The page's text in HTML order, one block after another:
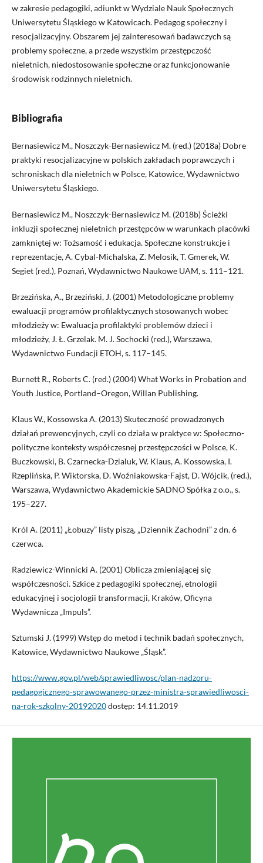
w zakresie pedagogiki, adiunkt w Wydziale Nauk Społecznych
Uniwersytetu Śląskiego w Katowicach. Pedagog społeczny i
resocjalizacyjny. Obszarem jej zainteresowań badawczych są
problemy społeczne, a przede wszystkim przestępczość
nieletnich, niedostosowanie społeczne oraz funkcjonowanie
środowisk rodzinnych nieletnich.
Bibliografia
Bernasiewicz M., Noszczyk-Bernasiewicz M. (red.) (2018a) Dobre
praktyki resocjalizacyjne w polskich zakładach poprawczych i
schroniskach dla nieletnich w Polsce, Katowice, Wydawnictwo
Uniwersytetu Śląskiego.
Bernasiewicz M., Noszczyk-Bernasiewicz M. (2018b) Ścieżki
inkluzji społecznej nieletnich przestępców w warunkach placówki
zamkniętej w: Tożsamość i edukacja. Społeczne konstrukcje i
reprezentacje, A. Cybal-Michalska, Z. Melosik, T. Gmerek, W.
Segiet (red.), Poznań, Wydawnictwo Naukowe UAM, s. 111–121.
Brzezińska, A., Brzeziński, J. (2001) Metodologiczne problemy
ewaluacji programów profilaktycznych stosowanych wobec
młodzieży w: Ewaluacja profilaktyki problemów dzieci i
młodzieży, J. Ł. Grzelak. M. J. Sochocki (red.), Warszawa,
Wydawnictwo Fundacji ETOH, s. 117–145.
Burnett R., Roberts C. (red.) (2004) What Works in Probation and
Youth Justice, Portland–Oregon, Willan Publishing.
Klaus W., Kossowska A. (2013) Skuteczność prowadzonych
działań prewencyjnych, czyli co działa w praktyce w: Społeczno-
polityczne konteksty współczesnej przestępczości w Polsce, K.
Buczkowski, B. Czarnecka-Dzialuk, W. Klaus, A. Kossowska, I.
Rzeplińska, P. Wiktorska, D. Woźniakowska-Fajst, D. Wójcik, (red.),
Warszawa, Wydawnictwo Akademickie SADNO Spółka z o.o., s.
195–227.
Król A. (2011) „Łobuzy” listy piszą, „Dziennik Zachodni” z dn. 6
czerwca.
Radziewicz-Winnicki A. (2001) Oblicza zmieniającej się
współczesności. Szkice z pedagogiki społecznej, etnologii
edukacyjnej i socjologii transformacji, Kraków, Oficyna
Wydawnicza „Impuls”.
Sztumski J. (1999) Wstęp do metod i technik badań społecznych,
Katowice, Wydawnictwo Naukowe „Śląsk”.
https://www.gov.pl/web/sprawiedliwosc/plan-nadzoru-
pedagogicznego-sprawowanego-przez-ministra-sprawiedliwosci-
na-rok-szkolny-20192020dostęp: 14.11.2019